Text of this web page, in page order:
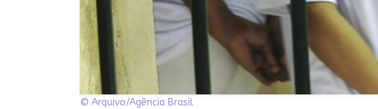
© Arquivo/Agência Brasil